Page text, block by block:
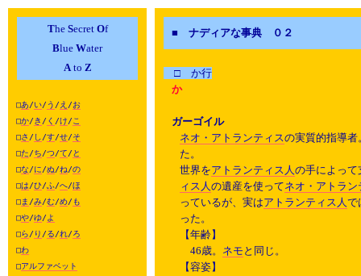
The Secret Of
Blue Water
Ato Z
□あ/い/ う / え /お
□か/ き / く /け/ こ
□さ / し /す/せ/そ
□た/ち/つ/て/ と
□な/に/ぬ/ね/の
□は/ひ/ ふ/へ/ほ
□ま /み/む/め/ も
□や/ゆ/ よ
□ら/ り /る/れ/ろ
□わ
□アルファベット
■ ナディアな事典 ０２
□ か行
か
ガーゴイル
ネオ・アトランティスの実質的指導者
た。
世界をアトランティス人の手によって
ィス人の遺産を使ってネオ・アトラン
っているが、実はアトランティス人で
った。
【年齢】
46歳。 ネモ と同じ。
【容姿】